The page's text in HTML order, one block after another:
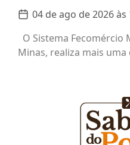
04 de ago de 2026 às
O Sistema Fecomércio
Minas, realiza mais